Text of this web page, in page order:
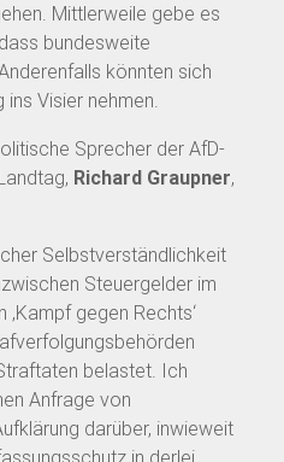
Mittlerweile gebe es
bundesweite
könnten sich
Visier nehmen.
Sprecher der AfD-
Richard Graupner,
Selbstverständlichkeit
Steuergelder im
gegen Rechts‘
belastet. Ich
Anfrage von
darüber, inwieweit
in derlei